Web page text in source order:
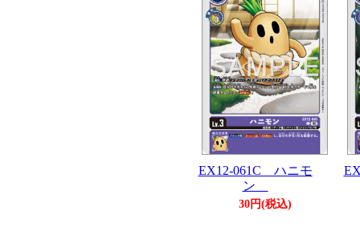
EX12-061C ハニモ
ン
30円(税込)